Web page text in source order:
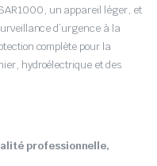
un appareil léger, et
d’urgence à la
complète pour la
hydroélectrique et des
professionnelle,